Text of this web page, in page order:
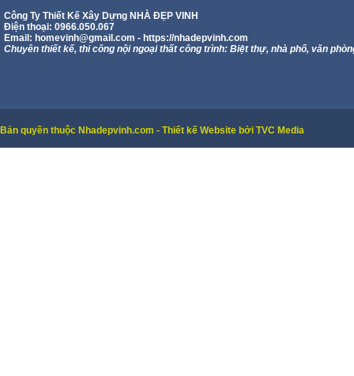
Công Ty Thiết Kế Xây Dựng NHÀ ĐẸP VINH
Điện thoại: 0966.050.067
Email: homevinh@gmail.com - https://nhadepvinh.com
Chuyên thiết kế, thi công nội ngoại thất công trình: Biệt thự, nhà phố, văn
Bản quyền thuộc Nhadepvinh.com - Thiết kế Website bởi TVC Media